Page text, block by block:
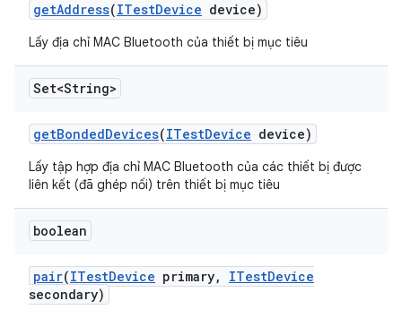
getAddress(ITestDevice device)
Lấy địa chỉ MAC Bluetooth của thiết bị mục tiêu
Set<String>
getBondedDevices(ITestDevice device)
Lấy tập hợp địa chỉ MAC Bluetooth của các thiết bị được
liên kết (đã ghép nối) trên thiết bị mục tiêu
boolean
pair(ITestDevice primary, ITestDevice
secondary)